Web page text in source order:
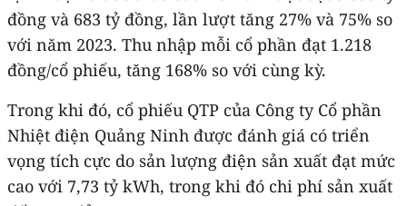
đồng và 683 tỷ đồng, lần lượt tăng 27% và 75% so
với năm 2023. Thu nhập mỗi cổ phần đạt 1.218
đồng/cổ phiếu, tăng 168% so với cùng kỳ.
Trong khi đó, cổ phiếu QTP của Công ty Cổ phần
Nhiệt điện Quảng Ninh được đánh giá có triển
vọng tích cực do sản lượng điện sản xuất đạt mức
cao với 7,73 tỷ kWh, trong khi đó chi phí sản xuất